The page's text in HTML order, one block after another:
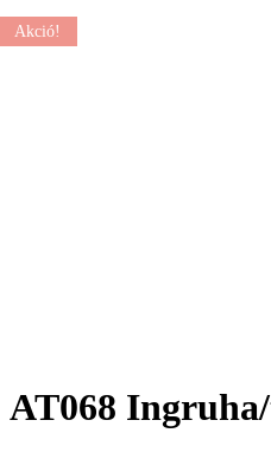
Akció!
AT068